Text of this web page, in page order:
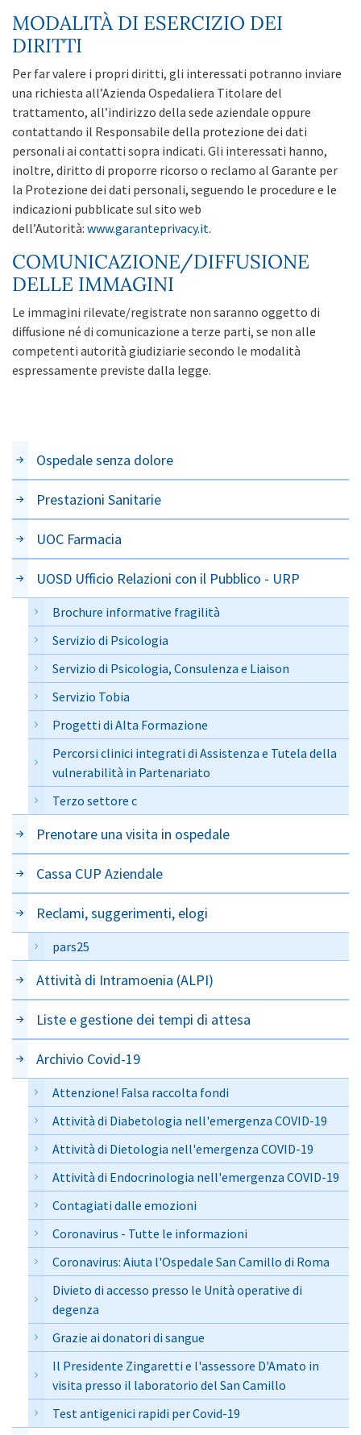
MODALITÀ DI ESERCIZIO DEI
DIRITTI
Per far valere i propri diritti, gli interessati potranno inviare
una richiesta all’Azienda Ospedaliera Titolare del
trattamento, all’indirizzo della sede aziendale oppure
contattando il Responsabile della protezione dei dati
personali ai contatti sopra indicati. Gli interessati hanno,
inoltre, diritto di proporre ricorso o reclamo al Garante per
la Protezione dei dati personali, seguendo le procedure e le
indicazioni pubblicate sul sito web
dell’Autorità: www.garanteprivacy.it.
COMUNICAZIONE/DIFFUSIONE
DELLE IMMAGINI
Le immagini rilevate/registrate non saranno oggetto di
diffusione né di comunicazione a terze parti, se non alle
competenti autorità giudiziarie secondo le modalità
espressamente previste dalla legge.
Ospedale senza dolore
Prestazioni Sanitarie
UOC Farmacia
UOSD Ufficio Relazioni con il Pubblico - URP
Brochure informative fragilità
Servizio di Psicologia
Servizio di Psicologia, Consulenza e Liaison
Servizio Tobia
Progetti di Alta Formazione
Percorsi clinici integrati di Assistenza e Tutela della
vulnerabilità in Partenariato
Terzo settore c
Prenotare una visita in ospedale
Cassa CUP Aziendale
Reclami, suggerimenti, elogi
pars25
Attività di Intramoenia (ALPI)
Liste e gestione dei tempi di attesa
Archivio Covid-19
Attenzione! Falsa raccolta fondi
Attività di Diabetologia nell'emergenza COVID-19
Attività di Dietologia nell'emergenza COVID-19
Attività di Endocrinologia nell'emergenza COVID-19
Contagiati dalle emozioni
Coronavirus - Tutte le informazioni
Coronavirus: Aiuta l'Ospedale San Camillo di Roma
Divieto di accesso presso le Unità operative di
degenza
Grazie ai donatori di sangue
Il Presidente Zingaretti e l'assessore D'Amato in
visita presso il laboratorio del San Camillo
Test antigenici rapidi per Covid-19